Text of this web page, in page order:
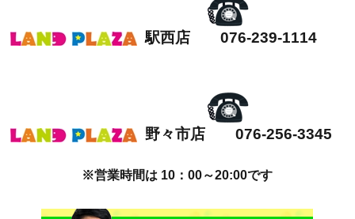
駅西店 076-239-1114
野々市店 076-256-3345
※営業時間は 10：00～20:00です